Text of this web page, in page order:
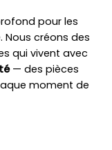
pour les
créons des
qui vivent avec
— des pièces
moment de